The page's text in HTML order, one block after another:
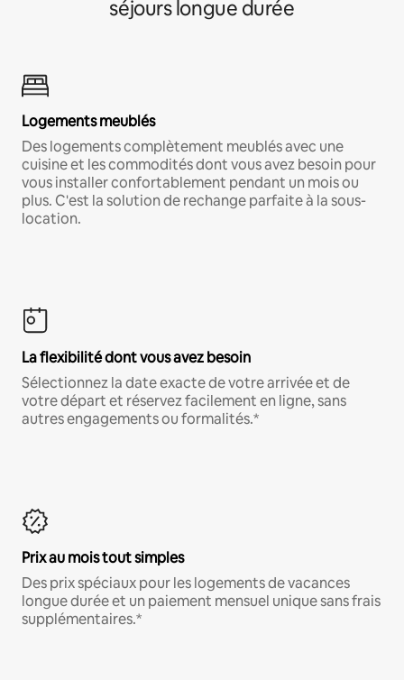
séjours longue durée
Logements meublés
Des logements complètement meublés avec une
cuisine et les commodités dont vous avez besoin pour
vous installer confortablement pendant un mois ou
plus. C'est la solution de rechange parfaite à la sous-
location.
La flexibilité dont vous avez besoin
Sélectionnez la date exacte de votre arrivée et de
votre départ et réservez facilement en ligne, sans
autres engagements ou formalités.*
Prix au mois tout simples
Des prix spéciaux pour les logements de vacances
longue durée et un paiement mensuel unique sans frais
supplémentaires.*